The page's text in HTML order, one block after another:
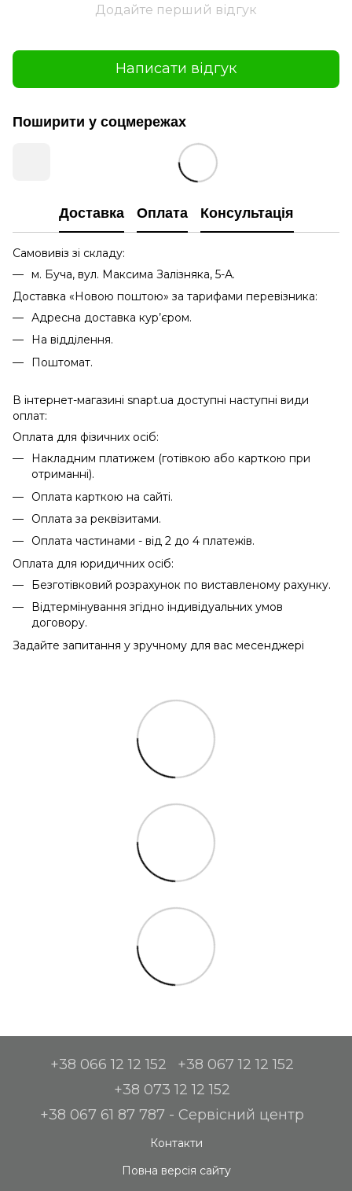
Додайте перший відгук
Написати відгук
Поширити у соцмережах
Доставка Оплата Консультація
Самовивіз зі складу:
м. Буча, вул. Максима Залізняка, 5-А.
Доставка «Новою поштою» за тарифами перевізника:
Адресна доставка кур’єром.
На відділення.
Поштомат.
В інтернет-магазині snapt.ua доступні наступні види
оплат:
Оплата для фізичних осіб:
Накладним платижем (готівкою або карткою при
отриманні).
Оплата карткою на сайті.
Оплата за реквізитами.
Оплата частинами - від 2 до 4 платежів.
Оплата для юридичних осіб:
Безготівковий розрахунок по виставленому рахунку.
Відтермінування згідно індивідуальних умов
договору.
Задайте запитання у зручному для вас месенджері
+38 066 12 12 152
+38 067 12 12 152
+38 073 12 12 152
+38 067 61 87 787 - Сервісний центр
Контакти
Повна версія сайту